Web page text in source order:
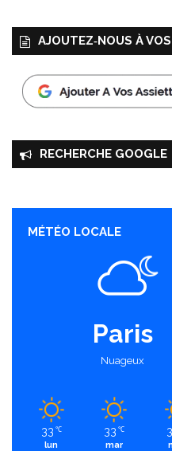
AJOUTEZ‑NOUS À
RECHERCHE GOOGLE
MÉTÉO LOCALE
Paris
Nuageux
33 ℃
lun
33 ℃
mar